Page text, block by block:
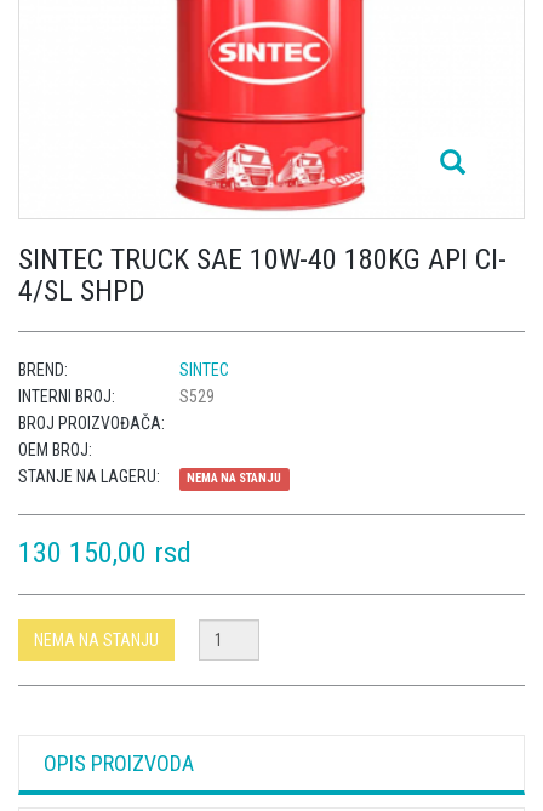
SINTEC TRUCK SAE 10W-40 180KG API CI-
4/SL SHPD
BREND:
SINTEC
INTERNI BROJ:
S529
BROJ PROIZVOĐAČA:
OEM BROJ:
STANJE NA LAGERU:
NEMA NA STANJU
130 150,00 rsd
NEMA NA STANJU
OPIS PROIZVODA